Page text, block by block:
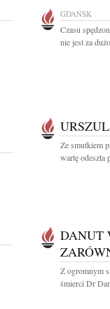
GDAŃSK
Czasu
nie jest za
Ze smutkiem
wartę
DANUT
Z ogromnym
śmierci Dr